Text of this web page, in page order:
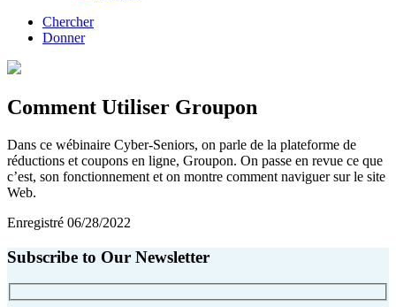
Chercher
Donner
Comment Utiliser Groupon
Dans ce wébinaire Cyber-Seniors, on parle de la plateforme de
réductions et coupons en ligne, Groupon. On passe en revue ce que
c’est, son fonctionnement et on montre comment naviguer sur le site
Web.
Enregistré 06/28/2022
Subscribe to Our Newsletter